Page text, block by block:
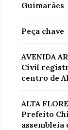
Guimarães
Peça chave
AVENIDA
Civil
centro de
ALTA
Prefeito
assembleia